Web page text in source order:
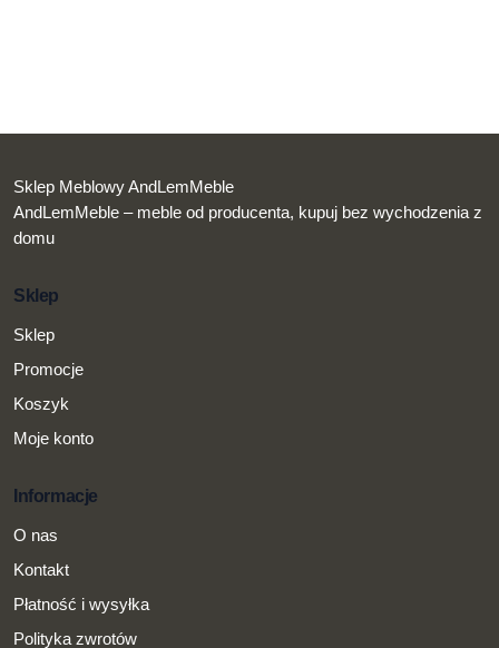
Sklep Meblowy AndLemMeble
AndLemMeble – meble od producenta, kupuj bez wychodzenia z
domu
Sklep
Sklep
Promocje
Koszyk
Moje konto
Informacje
O nas
Kontakt
Płatność i wysyłka
Polityka zwrotów